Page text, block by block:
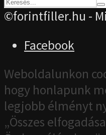
©forintfiller.hu -
Facebook
Weboldalunkon
hogy honlapunk
legjobb élményt
„Összes